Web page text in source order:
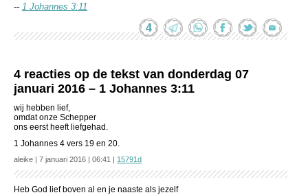
-- 1 Johannes 3:11
4
4 reacties op de tekst van donderdag 07
januari 2016 – 1 Johannes 3:11
wij hebben lief,
omdat onze Schepper
ons eerst heeft liefgehad.
1 Johannes 4 vers 19 en 20.
aleike | 7 januari 2016 | 06:41 | 15791d
Heb God lief boven al en je naaste als jezelf